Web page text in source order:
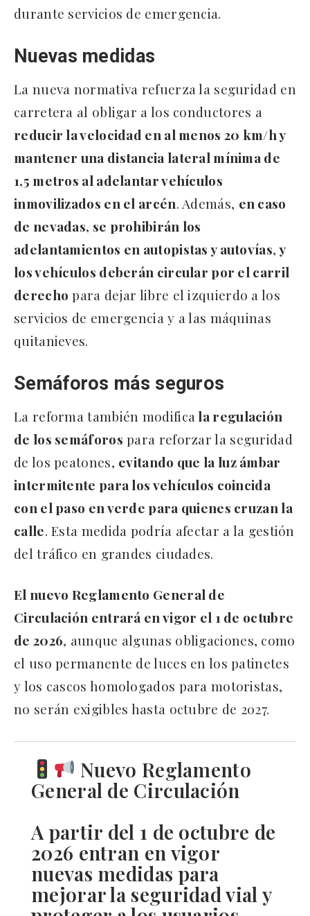
durante servicios de emergencia.
Nuevas medidas
La nueva normativa refuerza la seguridad en
carretera al obligar a los conductores a
reducir la velocidad en al menos 20 km/h y
mantener una distancia lateral mínima de
1,5 metros al adelantar vehículos
inmovilizados en el arcén. Además, en caso
de nevadas, se prohibirán los
adelantamientos en autopistas y autovías,y
los vehículos deberán circular por el carril
derecho para dejar libre el izquierdo a los
servicios de emergencia y a las máquinas
quitanieves.
Semáforos más seguros
La reforma también modifica la regulación
de los semáforos para reforzar la seguridad
de los peatones, evitando que la luz ámbar
intermitente para los vehículos coincida
con el paso en verde para quienes cruzan la
calle. Esta medida podría afectar a la gestión
del tráfico en grandes ciudades.
El nuevo Reglamento General de
Circulación entrará en vigor el 1 de octubre
de 2026, aunque algunas obligaciones, como
el uso permanente de luces en los patinetes
y los cascos homologados para motoristas,
no serán exigibles hasta octubre de 2027.
Nuevo Reglamento
General de Circulación
A partir del 1 de octubre de
2026 entran en vigor
nuevas medidas para
mejorar la seguridad vial y